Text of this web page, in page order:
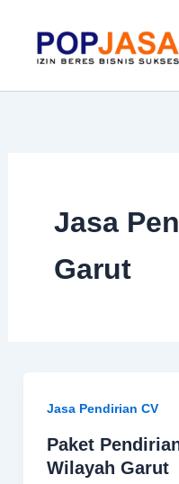
content
Jasa
Garut
Jasa Pendirian CV
Paket
Wilayah Garut